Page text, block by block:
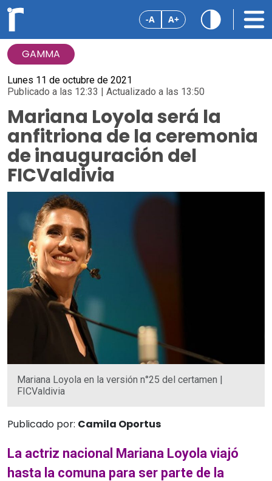
-A A+
GAMMA
Lunes 11 de octubre de 2021
Publicado a las 12:33 | Actualizado a las 13:50
Mariana Loyola será la
anfitriona de la ceremonia
de inauguración del
FICValdivia
Mariana Loyola en la versión n°25 del certamen |
FICValdivia
Publicado por: Camila Oportus
La actriz nacional Mariana Loyola viajó
hasta la comuna para ser parte de la